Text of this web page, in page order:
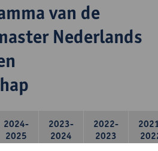
van de
Nederlands
2024-
2025
2023-
2024
2022-
2023